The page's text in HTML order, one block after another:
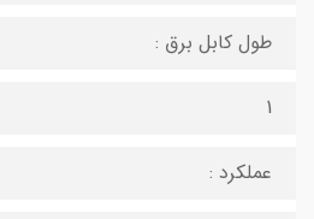
طول کابل برق :
1
عملکرد :